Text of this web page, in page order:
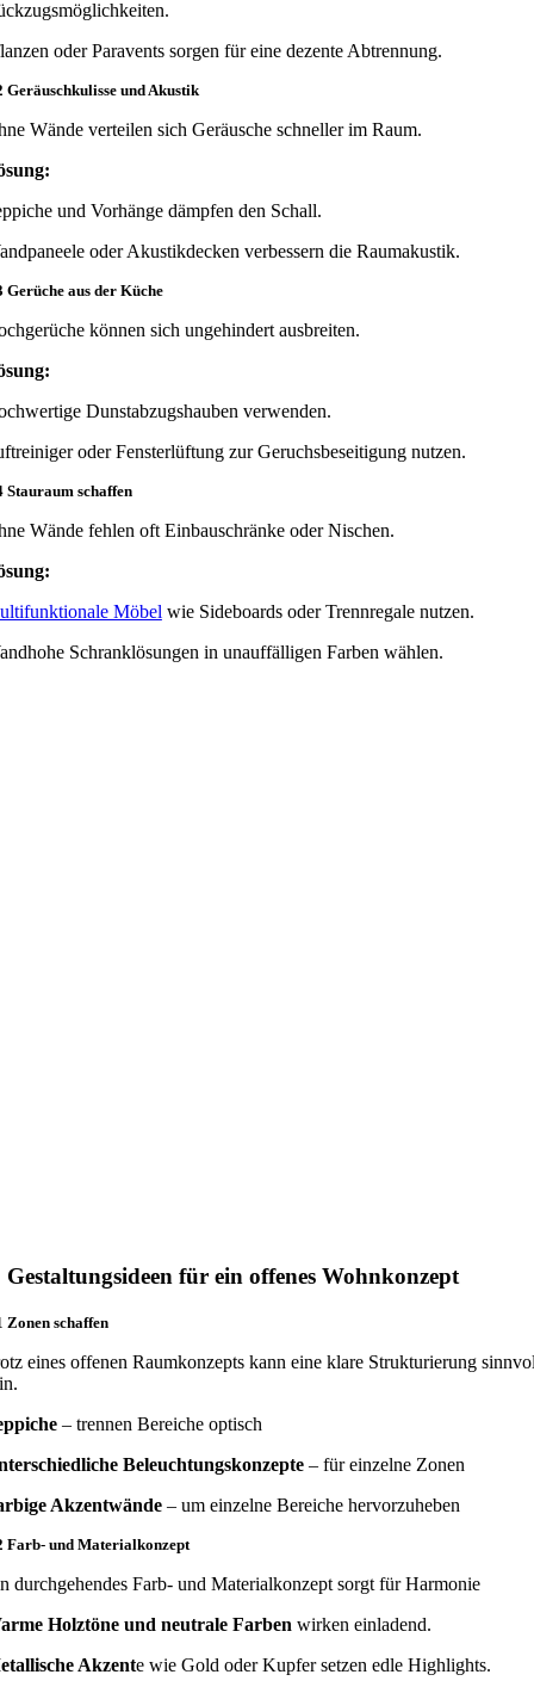
oder Paravents sorgen für eine dezente Abtrennung.
Geräuschkulisse und Akustik
Wände verteilen sich Geräusche schneller im Raum.
und Vorhänge dämpfen den Schall.
oder Akustikdecken verbessern die Raumakustik.
Gerüche aus der Küche
können sich ungehindert ausbreiten.
Dunstabzugshauben verwenden.
oder Fensterlüftung zur Geruchsbeseitigung nutzen.
Stauraum schaffen
Wände fehlen oft Einbauschränke oder Nischen.
Möbel wie Sideboards oder Trennregale nutzen.
Schranklösungen in unauffälligen Farben wählen.
Gestaltungsideen für ein offenes Wohnkonzept
Zonen schaffen
eines offenen Raumkonzepts kann eine klare Strukturierung
– trennen Bereiche optisch
Beleuchtungskonzepte– für einzelne Zonen
Akzentwände– um einzelne Bereiche hervorzuheben
Farb- und Materialkonzept
durchgehendes Farb- und Materialkonzept sorgt für Harmonie
Holztöne und neutrale Farben wirken einladend.
Akzente wie Gold oder Kupfer setzen edle Highlights.